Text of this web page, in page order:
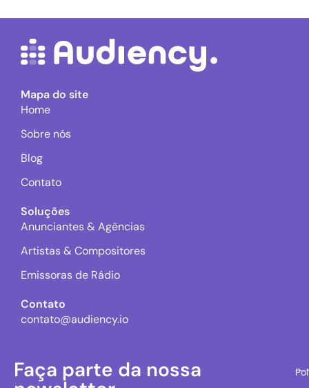
Mapa do site
Home
Sobre nós
Blog
Contato
Soluções
Anunciantes & Agências
Artistas & Compositores
Emissoras de Rádio
Contato
contato@audiency.io
Faça parte da nossa